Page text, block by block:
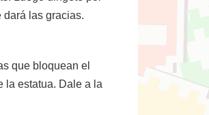
las gracias.
que bloquean el
la estatua. Dale a la